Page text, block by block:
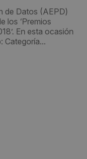
de Datos (AEPD)
los ‘Premios
En esta ocasión
Categoría...